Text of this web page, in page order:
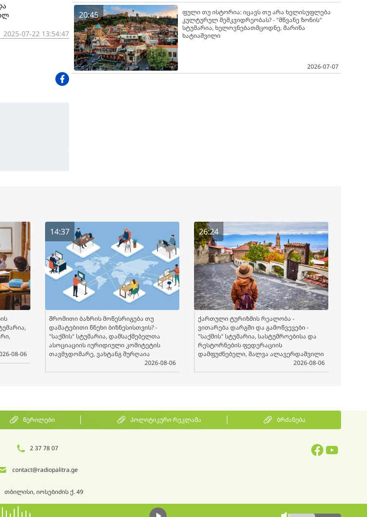
2025-07-22 13:54:47
20:45
ფული თუ ისტორია: იცავს თუ არა ხელისუფლება
კულტურულ მემკვიდრეობას? - "მწვანე ზონის"
სტუმარია, ხელოვნებათმცოდნე, მარინა
ხატიაშვილი
2026-07-07
08-06
14:37
შრომითი ბაზრის მოწესრიგება თუ
დამატებითი წნეხი ბიზნესისთვის? -
"საქმის" სტუმარია, დამსაქმებელთა
ასოციაციის იურიდიული კომიტეტის
თავმჯდომარე, ვახტანგ შურღაია
2026-08-06
26:24
ქართული ტურიზმის რეალობა -
ვითარება დარგში და გამოწვევები -
"საქმის" სტუმარია, სასტუმროებისა და
რესტორნების ფედერაციის
დამფუძნებელი, შალვა ალავერდაშვილი
2026-08-06
წერილები პოლიტიკური რეკლამა ბრძანება
2 37 78 07
contact@radiopalitra.ge
თბილისი, იოსებიძის ქ. 49